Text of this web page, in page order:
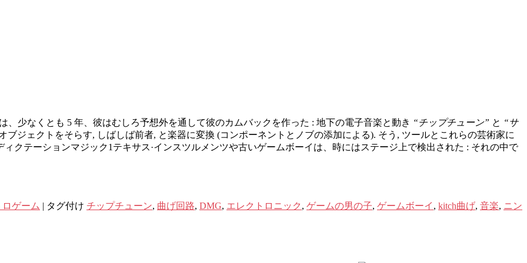
、少なくとも 5 年、彼はむしろ予想外を通して彼のカムバックを作った : 地下の電子音楽と動き “チップチューン” と “サ
ブジェクトをそらす, しばしば前者, と楽器に変換 (コンポーネントとノブの添加による). そう, ツールとこれらの芸術家に
クテーションマジック1テキサス·インスツルメンツや古いゲームボーイは、時にはステージ上で検出された : それの中で
ロゲーム | タグ付け チップチューン, 曲げ回路, DMG, エレクトロニック , ゲームの男の子, ゲームボーイ , kitch曲げ, 音楽, ニン